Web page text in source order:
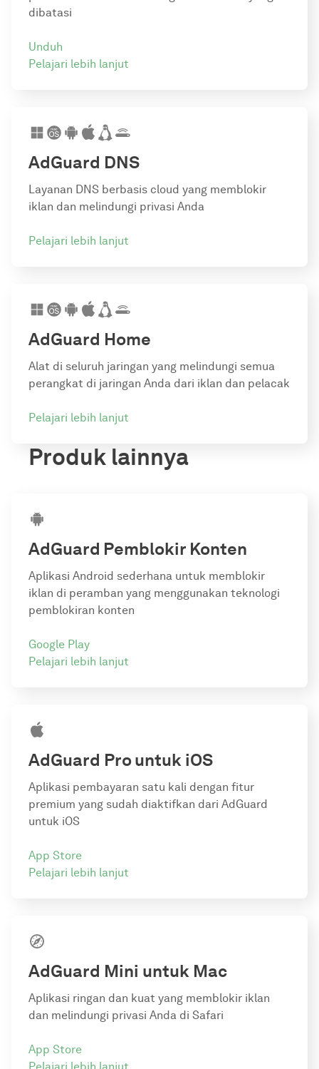
dibatasi
Pelajari lebih lanjut
Unduh
AdGuard DNS
Layanan DNS berbasis cloud yang memblokir
iklan dan melindungi privasi Anda
Pelajari lebih lanjut
AdGuard Home
Alat di seluruh jaringan yang melindungi semua
perangkat di jaringan Anda dari iklan dan pelacak
Pelajari lebih lanjut
Produk lainnya
AdGuard Pemblokir Konten
Aplikasi Android sederhana untuk memblokir
iklan di peramban yang menggunakan teknologi
pemblokiran konten
Pelajari lebih lanjut
Google Play
AdGuard Prountuk iOS
Aplikasi pembayaran satu kali dengan fitur
premium yang sudah diaktifkan dari AdGuard
untuk iOS
Pelajari lebih lanjut
App Store
AdGuard Mini untuk Mac
Aplikasi ringan dan kuat yang memblokir iklan
dan melindungi privasi Anda di Safari
App Store